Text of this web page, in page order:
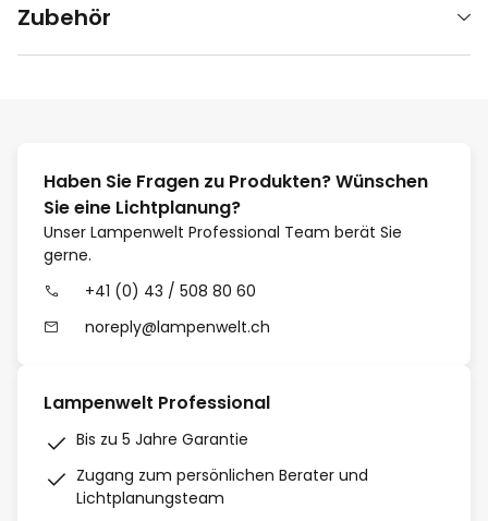
Zubehör
Haben Sie Fragen zu Produkten? Wünschen
Sie eine Lichtplanung?
Unser Lampenwelt Professional Team berät Sie
gerne.
+41 (0) 43 / 508 80 60
noreply@lampenwelt.ch
Lampenwelt Professional
Bis zu 5 Jahre Garantie
Zugang zum persönlichen Berater und
Lichtplanungsteam